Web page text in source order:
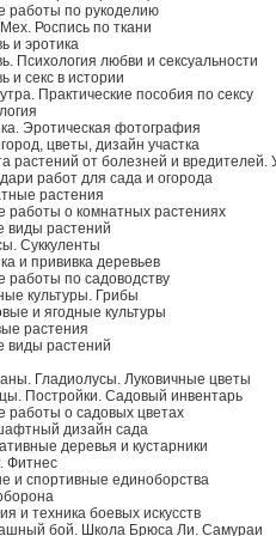
работы по рукоделию
Роспись по ткани
и эротика
Психология любви и сексуальности
и секс в истории
Практические пособия по сексу
Эротическая фотография
цветы, дизайн участка
растений от болезней и вредителей.
работ для сада и огорода
растения
работы о комнатных растениях
виды растений
Суккуленты
и прививка деревьев
работы по садоводству
культуры. Грибы
и ягодные культуры
растения
виды растений
Гладиолусы. Луковичные цветы
Постройки. Садовый инвентарь
работы о садовых цветах
дизайн сада
деревья и кустарники
Фитнес
и спортивные единоборства
и техника боевых искусств
бой. Школа Брюса Ли. Самураи